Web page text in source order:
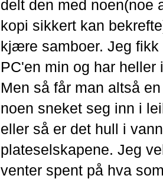
delt den med noen(noe
kopi sikkert kan
kjære samboer. Jeg
PC'en min og har
Men så får man altså
noen sneket seg inn i
eller så er det hull i
plateselskapene. Jeg
venter spent på hva